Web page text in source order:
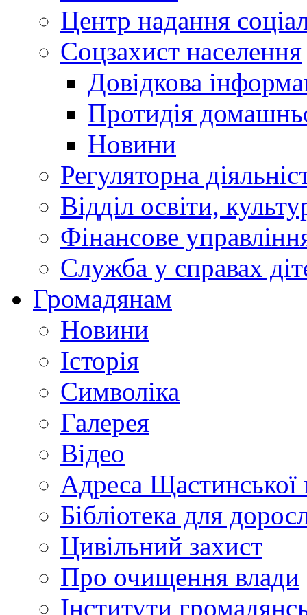
Центр надання
Соцзахист населення
Довідкова
Протидія
Новини
Регуляторна
Відділ освіти,
Фінансове
Служба у справах
Громадянам
Новини
Історія
Символіка
Галерея
Відео
Адреса Щастинської
Бібліотека для
Цивільний захист
Про очищення влади
Інститути